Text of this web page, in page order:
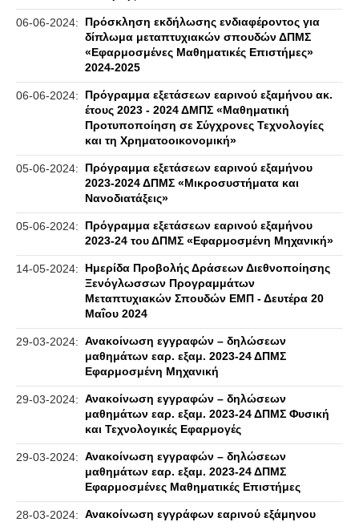
06-06-2024:
Πρόσκληση εκδήλωσης ενδιαφέροντος για
δίπλωμα μεταπτυχιακών σπουδών ΔΠΜΣ
«Εφαρμοσμένες Μαθηματικές Επιστήμες»
2024-2025
06-06-2024:
Πρόγραμμα εξετάσεων εαρινού εξαμήνου ακ.
έτους 2023 - 2024 ΔΜΠΣ «Μαθηματική
Προτυποποίηση σε Σύγχρονες Τεχνολογίες
και τη Χρηματοοικονομική»
05-06-2024:
Πρόγραμμα εξετάσεων εαρινού εξαμήνου
2023-2024 ΔΠΜΣ «Μικροσυστήματα και
Νανοδιατάξεις»
05-06-2024:
Πρόγραμμα εξετάσεων εαρινού εξαμήνου
2023-24 του ΔΠΜΣ «Εφαρμοσμένη Μηχανική»
14-05-2024:
Ημερίδα Προβολής Δράσεων Διεθνοποίησης
Ξενόγλωσσων Προγραμμάτων
Μεταπτυχιακών Σπουδών ΕΜΠ - Δευτέρα 20
Μαΐου 2024
29-03-2024: Ανακοίνωση εγγραφών – δηλώσεων
μαθημάτων εαρ. εξαμ. 2023-24 ΔΠΜΣ
Εφαρμοσμένη Μηχανική
29-03-2024: Ανακοίνωση εγγραφών – δηλώσεων
μαθημάτων εαρ. εξαμ. 2023-24 ΔΠΜΣ Φυσική
και Τεχνολογικές Εφαρμογές
29-03-2024: Ανακοίνωση εγγραφών – δηλώσεων
μαθημάτων εαρ. εξαμ. 2023-24 ΔΠΜΣ
Εφαρμοσμένες Μαθηματικές Επιστήμες
28-03-2024: Ανακοίνωση εγγράφων εαρινού εξάμηνου